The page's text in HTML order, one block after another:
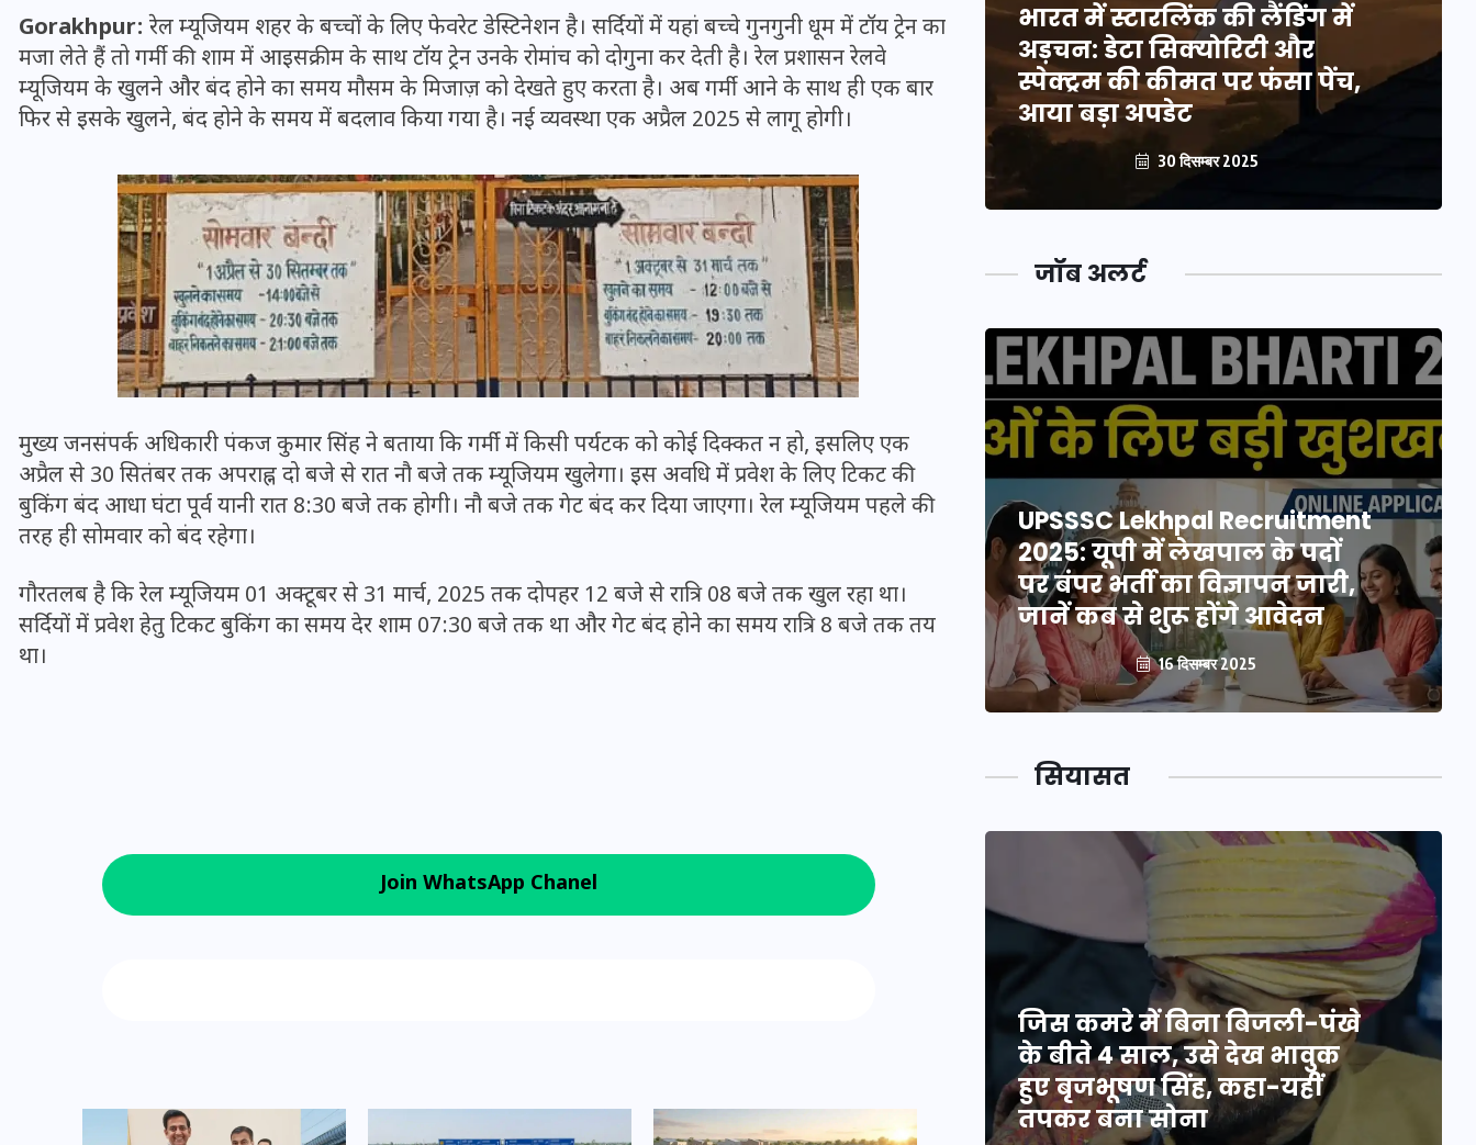
Gorakhpur: रेल म्यूजियम शहर के बच्चों के लिए फेवरेट डेस्टिनेशन है। सर्दियों में यहां बच्चे गुनगुनी धूम में टॉय ट्रेन का
मजा लेते हैं तो गर्मी की शाम में आइसक्रीम के साथ टॉय ट्रेन उनके रोमांच को दोगुना कर देती है। रेल प्रशासन रेलवे
म्यूजियम के खुलने और बंद होने का समय मौसम के मिजाज़ को देखते हुए करता है। अब गर्मी आने के साथ ही एक बार​
फिर से इसके खुलने, बंद होने के समय में बदलाव किया गया है। नई व्यवस्था एक अप्रैल 2025 से लागू होगी।
मुख्य जनसंपर्क अधिकारी पंकज कुमार सिंह ने बताया कि गर्मी में किसी पर्यटक को कोई दिक्कत न हो, इसलिए एक
अप्रैल से 30 सितंबर तक अपराह्न दो बजे से रात नौ बजे तक म्यूजियम खुलेगा। इस अवधि में प्रवेश के लिए टिकट की
बुकिंग बंद आधा घंटा पूर्व यानी रात 8:30 बजे तक होगी। नौ बजे तक गेट बंद कर दिया जाएगा। रेल म्यूजियम पहले की
तरह ही सोमवार को बंद रहेगा।
गौरतलब है कि रेल म्यूजियम 01 अक्टूबर से 31 मार्च, 2025 तक दोपहर 12 बजे से रात्रि 08 बजे तक खुल रहा था।
सर्दियों में प्रवेश हेतु टिकट बुकिंग का समय देर शाम 07:30 बजे तक था और गेट बंद होने का समय रात्रि 8 बजे तक तय
था।
Join WhatsApp Chanel
भारत में स्टारलिंक की लैंडिंग में
अड़चन: डेटा सिक्योरिटी और
स्पेक्ट्रम की कीमत पर फंसा पेंच,
आया बड़ा अपडेट
भारत में स्टारलिंक की लैंडिंग में
अड़चन: डेटा सिक्योरिटी और
स्पेक्ट्रम की कीमत पर फंसा पेंच,
आया बड़ा अपडेट
भारत में स्टारलिंक की लैंडिंग में
अड़चन: डेटा सिक्योरिटी और
स्पेक्ट्रम की कीमत पर फंसा पेंच,
आया बड़ा अपडेट
30 दिसम्बर 2025
जॉब अलर्ट
UPSSSC Lekhpal Recruitment
2025: यूपी में लेखपाल के पदों
पर बंपर भर्ती का विज्ञापन जारी,
जानें कब से शुरू होंगे आवेदन
UPSSSC Lekhpal Recruitment
पर बंपर भर्ती का विज्ञापन जारी,
जानें कब से शुरू होंगे आवेदन
UPSSSC Lekhpal Recruitment
2025: यूपी में लेखपाल के पदों
पर बंपर भर्ती का विज्ञापन जारी,
जानें कब से शुरू होंगे आवेदन
16 दिसम्बर 2025
सियासत
तपकर बना सोना
तपकर बना सोना
जिस कमरे में बिना बिजली-पंखे
के बीते 4 साल, उसे देख भावुक
हुए बृजभूषण सिंह, कहा-यहीं
तपकर बना सोना